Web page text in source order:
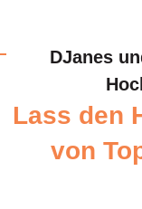
DJanes
Lass den
von